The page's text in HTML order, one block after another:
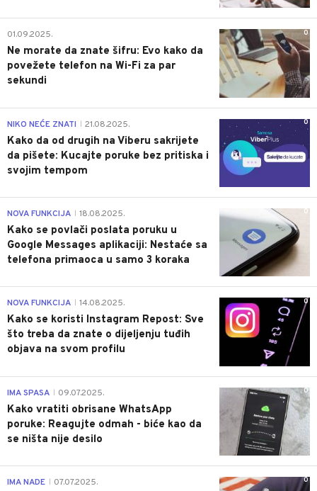
0
01.09.2025.
Ne morate da znate šifru: Evo kako da
povežete telefon na Wi-Fi za par
sekundi
0
NIKO NEĆE ZNATI 21.08.2025.
Kako da od drugih na Viberu sakrijete
da pišete: Kucajte poruke bez pritiska i
svojim tempom
0
NOVA FUNKCIJA 18.08.2025.
Kako se povlači poslata poruku u
Google Messages aplikaciji: Nestaće sa
telefona primaoca u samo 3 koraka
0
NOVA FUNKCIJA 14.08.2025.
Kako se koristi Instagram Repost: Sve
što treba da znate o dijeljenju tuđih
objava na svom profilu
0
IMA SPASA 09.07.2025.
Kako vratiti obrisane WhatsApp
poruke: Reagujte odmah - biće kao da
se ništa nije desilo
0
IMA NADE 07.07.2025.